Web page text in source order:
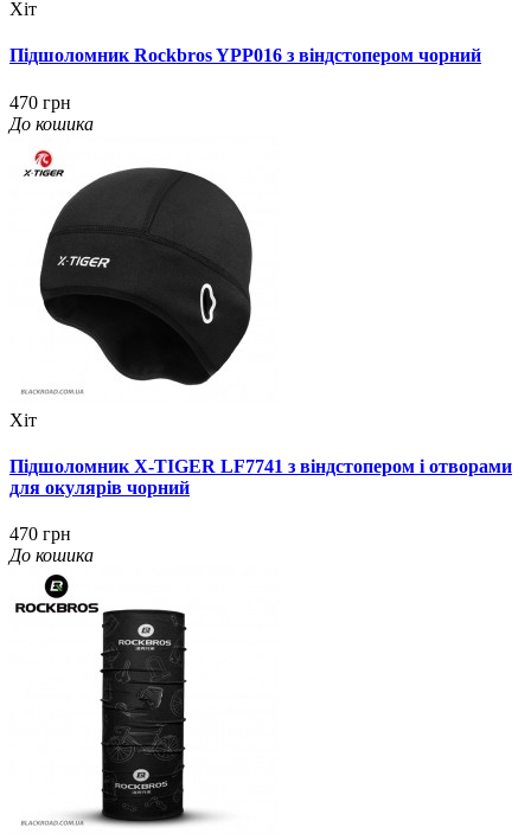
Хіт
Підшоломник Rockbros YPP016 з віндстопером чорний
470 грн
До кошика
Хіт
Підшоломник X-TIGER LF7741 з віндстопером і отворами
для окулярів чорний
470 грн
До кошика